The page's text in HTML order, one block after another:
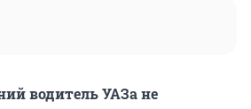
водитель УАЗа не